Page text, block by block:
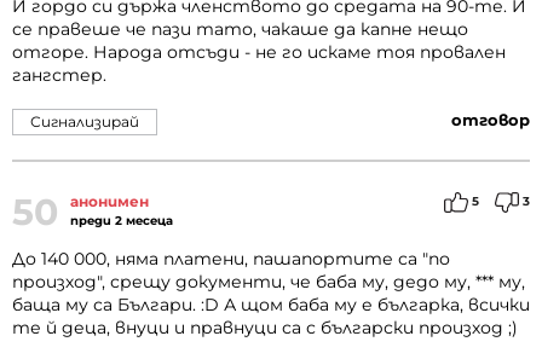
И гордо си държа членството до средата на 90-те. И
се правеше че пази тато, чакаше да капне нещо
отгоре. Народа отсъди - не го искаме тоя провален
гангстер.
отговор
Сигнализирай
50 анонимен
преди 2 месеца
5 3
До 140 000, няма платени, пашапортите са "по
произход", срещу документи, че баба му, дедо му, *** му,
баща му са Българи. :D А щом баба му е българка, всички
те й деца, внуци и правнуци са с български произход ;)